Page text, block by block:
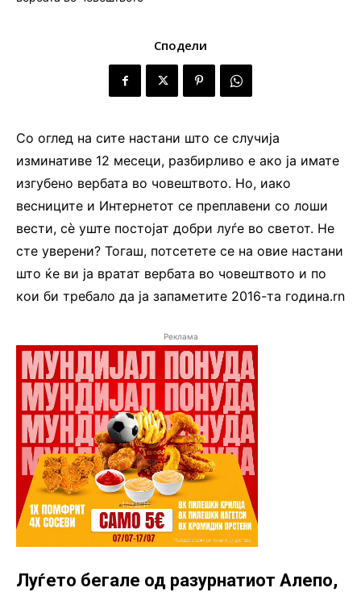
Сподели
Со оглед на сите настани што се случија
изминативе 12 месеци, разбирливо е ако ја имате
изгубено вербата во човештвото. Но, иако
весниците и Интернетот се преплавени со лоши
вести, сѐ уште постојат добри луѓе во светот. Не
сте уверени? Тогаш, потсетете се на овие настани
што ќе ви ја вратат вербата во човештвото и по
кои би требало да ја запаметите 2016-та година.rn
Реклама
Луѓето бегале од разурнатиот Алепо,